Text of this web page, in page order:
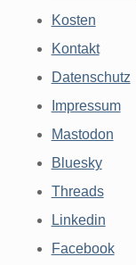
Kosten
Kontakt
Datenschutz
Impressum
Mastodon
Bluesky
Threads
Linkedin
Facebook